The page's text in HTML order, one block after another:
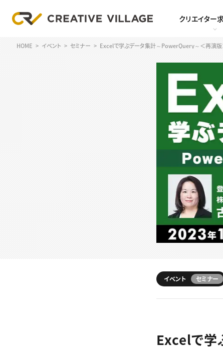
クリエイター
HOME イベント セミナー Excelで学ぶデータ集計～PowerQuery～＜再演版
イベント セミナー
Excelで